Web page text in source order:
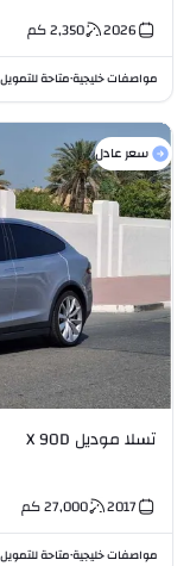
2026
2,350كم
مواصفات خليجية•متاحة للتمويل
سعر عادل
تسلا موديل X 90D
2017
27,000كم
مواصفات خليجية•متاحة للتمويل